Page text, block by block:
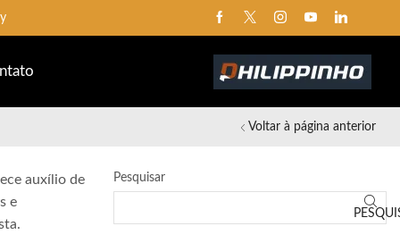
Voltar à página anterior
auxílio de
e
Pesquisar